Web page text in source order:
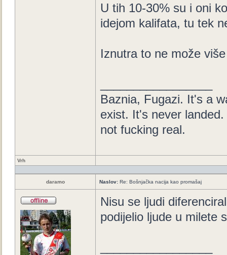
U tih 10-30% su i oni
idejom kalifata, tu tek
Iznutra to ne može
Baznia, Fugazi. It's a
exist. It's never
not fucking real.
Vrh
daramo Naslov: Re: Bošnjačka nacija kao promašaj
Nisu se ljudi
podijelio ljude u milete